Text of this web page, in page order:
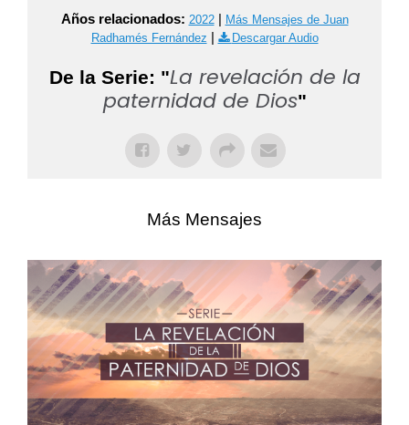
Años relacionados: 2022| Más Mensajes de Juan
Radhamés Fernández | Descargar Audio
De la Serie: "La revelación de la
paternidad de Dios"
Más Mensajes